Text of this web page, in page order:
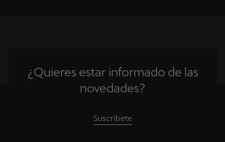
¿Quieres estar informado de las
novedades?
Suscríbete